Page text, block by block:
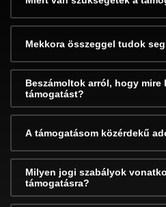
Mekkora összeggel tudok
Beszámoltok arról, hogy mire
támogatást?
A támogatásom közérdekű
Milyen jogi szabályok
támogatásra?